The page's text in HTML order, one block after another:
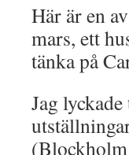
Här är en
mars, ett
tänka på
Jag